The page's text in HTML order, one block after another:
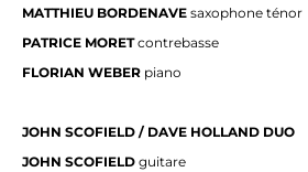
MATTHIEU BORDENAVE saxophone ténor
PATRICE MORETcontrebasse
FLORIAN WEBER piano
JOHN SCOFIELD / DAVE HOLLAND DUO
JOHN SCOFIELD guitare